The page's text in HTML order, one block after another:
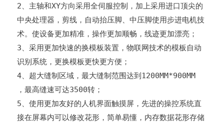
2、主轴和XY方向采用全伺服控制，加上采用进口顶尖的
中央处理器，剪线，自动抬压脚、中压脚使用步进电机技
术。使设备更加精准，操作更加顺畅，线迹更加漂亮；
3、采用更加快速的换模板装置，物联网技术的模板自动
识别系统，更换模板更快更方便；
4、超大缝制区域，最大缝制范围达到1200MM*900MM
，最高缝速可达3500转；
5、使用更加友好的人机界面触摸屏，先进的操控系统直
接在屏幕内可以修改花形，简单易懂，内存数据花形存储